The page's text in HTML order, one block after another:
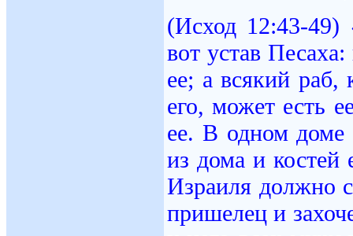
(Исход 12:43-
вот устав
ее; а всякий раб,
его, может есть
ее. В одном доме
из дома и костей
Израиля должно
пришелец и